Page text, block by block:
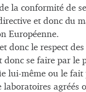
la conformité de
et donc du
Européenne.
donc le respect
donc se faire par le
lui-même ou le fait
laboratoires agréés